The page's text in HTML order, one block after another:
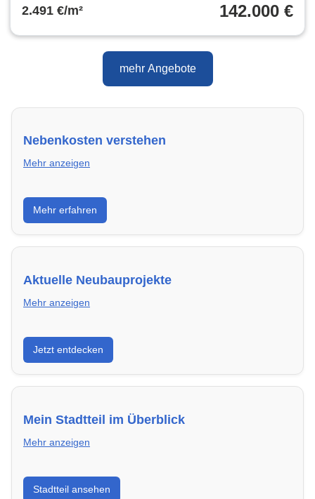
2.491 €/m² 142.000 €
mehr Angebote
Nebenkosten verstehen
Mehr anzeigen
Erfahre, welche Nebenkosten rechtmäßig sind und
wie du deine monatliche Belastung optimieren
kannst.
Mehr erfahren
Aktuelle Neubauprojekte
Mehr anzeigen
Entdecke Neubauprojekte in Cottbus – modern,
energieeffizient und sofort bezugsfertig.
Jetzt entdecken
Mein Stadtteil im Überblick
Mehr anzeigen
Erfahre mehr über deinen Stadtteil in Cottbus:
Lebensqualität, Verkehrsanbindung, Schulen,
Stadtteil ansehen